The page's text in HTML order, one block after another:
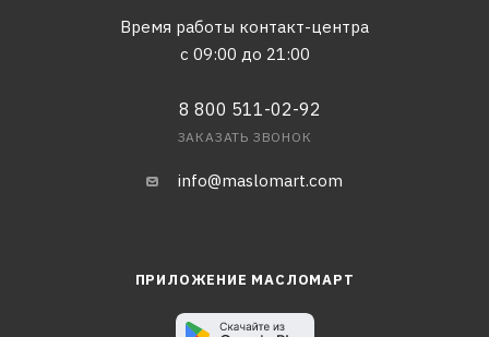
Время работы контакт-центра
с 09:00 до 21:00
8 800 511-02-92
ЗАКАЗАТЬ ЗВОНОК
info@maslomart.com
ПРИЛОЖЕНИЕ МАСЛОМАРТ